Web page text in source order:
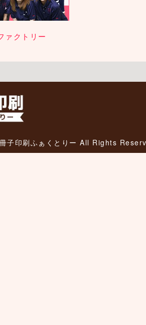
ァクトリー
子印刷ふぁくとりー All Rights